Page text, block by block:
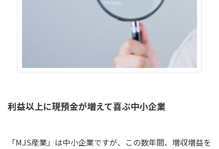
利益以上に現預金が増えて喜ぶ中小企業
「MJS産業」は中小企業ですが、この数年間、増収増益を